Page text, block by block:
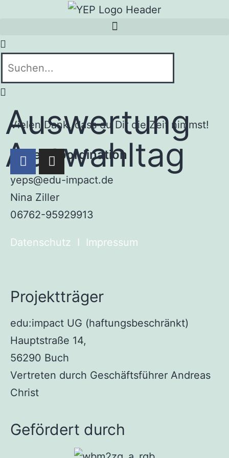
Auswertung
Auswahltag
Vielen Dank, dass du Dir die Zeit nimmst!
Projektkoordination
yeps@edu-impact.de
Nina Ziller
06762-95929913
Datenschutz I Impressum
Projektträger
edu:impact UG (haftungsbeschränkt)
Hauptstraße 14,
56290 Buch
Vertreten durch Geschäftsführer Andreas
Christ
Gefördert durch